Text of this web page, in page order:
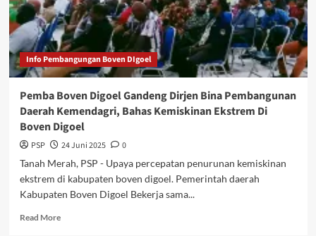
ke-
32
Tahun
2025
Info Pembangungan Boven DIgoel
Pemba Boven Digoel Gandeng Dirjen Bina Pembangunan
Daerah Kemendagri, Bahas Kemiskinan Ekstrem Di
Boven Digoel
PSP 24 Juni 2025
0
Tanah Merah, PSP - Upaya percepatan penurunan kemiskinan
ekstrem di kabupaten boven digoel. Pemerintah daerah
Kabupaten Boven Digoel Bekerja sama...
Read MoreRead